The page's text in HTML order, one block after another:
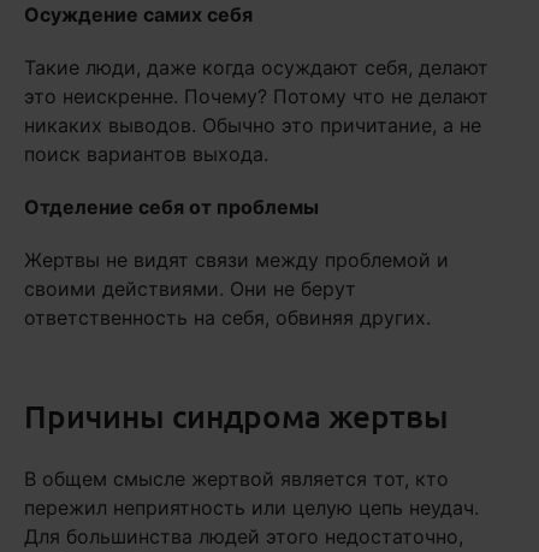
Осуждение самих себя
Такие люди, даже когда осуждают себя, делают
это неискренне. Почему? Потому что не делают
никаких выводов. Обычно это причитание, а не
поиск вариантов выхода.
Отделение себя от проблемы
Жертвы не видят связи между проблемой и
своими действиями. Они не берут
ответственность на себя, обвиняя других.
Причины синдрома жертвы
В общем смысле жертвой является тот, кто
пережил неприятность или целую цепь неудач.
Для большинства людей этого недостаточно,